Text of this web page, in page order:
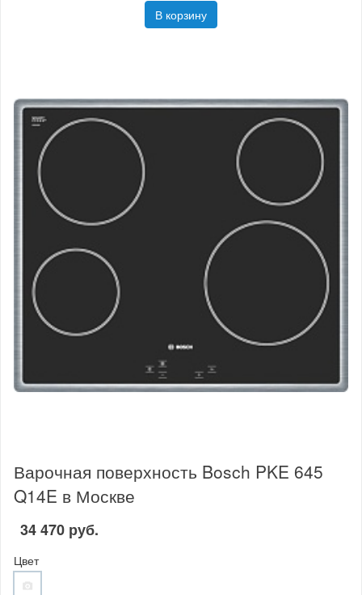
В корзину
Варочная поверхность Bosch PKE 645
Q14E в Москве
34 470 руб.
Цвет